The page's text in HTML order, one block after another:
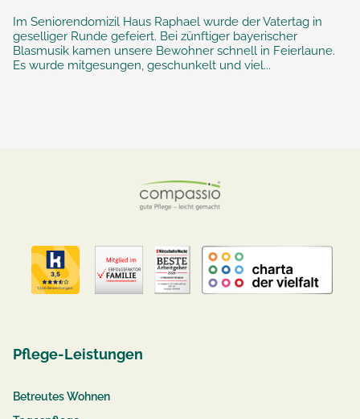
Im Seniorendomizil Haus Raphael wurde der Vatertag in
geselliger Runde gefeiert. Bei zünftiger bayerischer
Blasmusik kamen unsere Bewohner schnell in Feierlaune.
Es wurde mitgesungen, geschunkelt und viel...
Pflege-Leistungen
Betreutes Wohnen